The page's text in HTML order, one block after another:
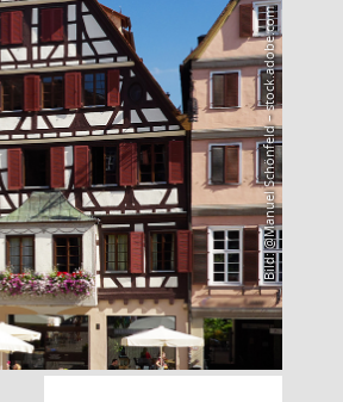
Bild: @Manuel Schönfeld – stock.adobe.com